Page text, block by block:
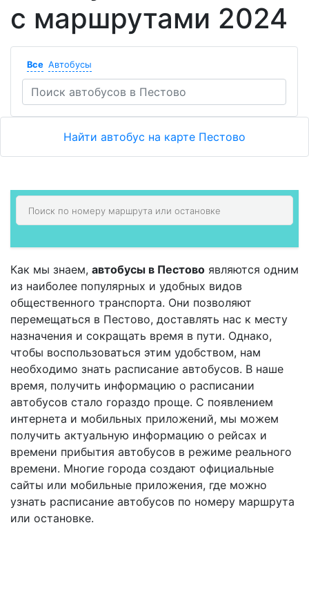
с маршрутами 2024
Все Автобусы
Найти автобус на карте Пестово
Как мы знаем, автобусы в Пестово являются одним
из наиболее популярных и удобных видов
общественного транспорта. Они позволяют
перемещаться в Пестово, доставлять нас к месту
назначения и сокращать время в пути. Однако,
чтобы воспользоваться этим удобством, нам
необходимо знать расписание автобусов. В наше
время, получить информацию о расписании
автобусов стало гораздо проще. С появлением
интернета и мобильных приложений, мы можем
получить актуальную информацию о рейсах и
времени прибытия автобусов в режиме реального
времени. Многие города создают официальные
сайты или мобильные приложения, где можно
узнать расписание автобусов по номеру маршрута
или остановке.